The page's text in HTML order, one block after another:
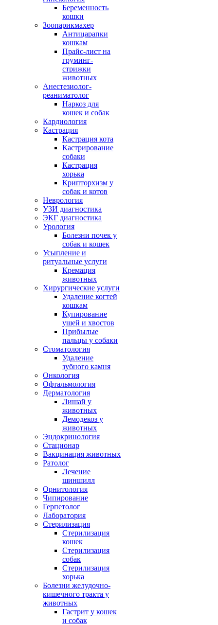
Беременность
кошки
Зоопарикмахер
Антицарапки
кошкам
Прайс-лист на
груминг-
стрижки
животных
Анестезиолог-
реаниматолог
Наркоз для
кошек и собак
Кардиология
Кастрация
Кастрация кота
Кастрирование
собаки
Кастрация
хорька
Крипторхизм у
собак и котов
Неврология
УЗИ диагностика
ЭКГ диагностика
Урология
Болезни почек у
собак и кошек
Усыпление и
ритуальные услуги
Кремация
животных
Хирургические услуги
Удаление когтей
кошкам
Купирование
ушей и хвостов
Прибылые
пальцы у собаки
Стоматология
Удаление
зубного камня
Онкология
Офтальмология
Дерматология
Лишай у
животных
Демодекоз у
животных
Эндокринология
Стационар
Вакцинация животных
Ратолог
Лечение
шиншилл
Орнитология
Чипирование
Герпетолог
Лаборатория
Стерилизация
Стерилизация
кошек
Стерилизация
собак
Стерилизация
хорька
Болезни желудочно-
кишечного тракта у
животных
Гастрит у кошек
и собак